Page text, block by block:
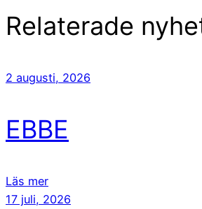
Relaterade
2 augusti, 2026
EBBE
Läs mer
17 juli, 2026